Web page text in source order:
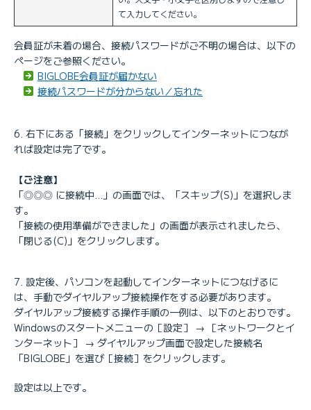
て入力してください。
会員証が未着の場合、接続パスワードがご不明の場合は、以下の
ページをご参照ください。
BIGLOBE会員証が届かない
接続パスワードが分からない／忘れた
右下にある「接続」をクリックしてインターネットにつなが
れば設定は完了です。
【ご注意】
「◎◎◎ に接続中...」の画面では、「スキップ(S)」を選択しま
す。
「接続の使用準備ができました」の画面が表示されましたら、
「閉じる(C)」をクリックします。
設定後、パソコンを起動してインターネットにつなげるに
は、手動でダイヤルアップ接続操作をする必要があります。
ダイヤルアップ接続する操作手順の一例は、以下のとおりです。
Windowsのスタートメニューの［設定］ → ［ネットワークとイ
ンターネット］ → ダイヤルアップ画面で設定した接続名
「BIGLOBE」を選び［接続］をクリックします。
設定は以上です。